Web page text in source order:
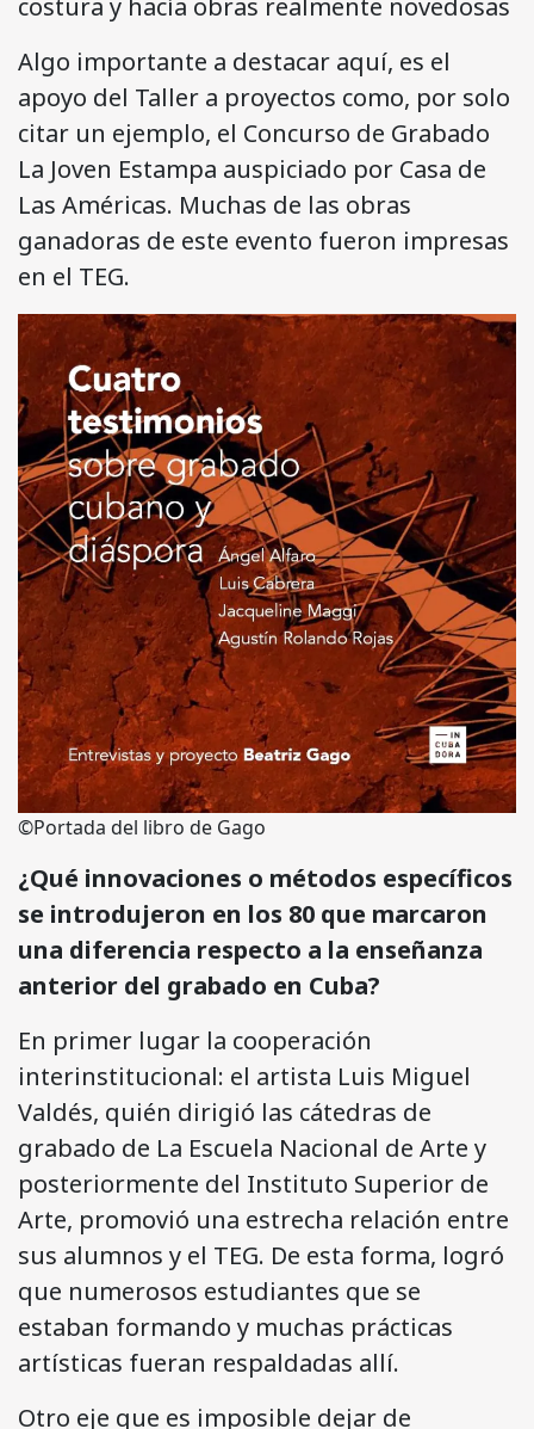
costura y hacía obras realmente novedosas
Algo importante a destacar aquí, es el
apoyo del Taller a proyectos como, por solo
citar un ejemplo, el Concurso de Grabado
La Joven Estampa auspiciado por Casa de
Las Américas. Muchas de las obras
ganadoras de este evento fueron impresas
en el TEG.
©Portada del libro de Gago
¿Qué innovaciones o métodos específicos
se introdujeron en los 80 que marcaron
una diferencia respecto a la enseñanza
anterior del grabado en Cuba?
En primer lugar la cooperación
interinstitucional: el artista Luis Miguel
Valdés, quién dirigió las cátedras de
grabado de La Escuela Nacional de Arte y
posteriormente del Instituto Superior de
Arte, promovió una estrecha relación entre
sus alumnos y el TEG. De esta forma, logró
que numerosos estudiantes que se
estaban formando y muchas prácticas
artísticas fueran respaldadas allí.
Otro eje que es imposible dejar de